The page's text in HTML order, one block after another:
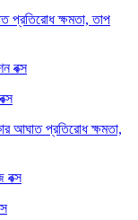
প্রতিরোধ ক্ষমতা, তাপ
আঘাত প্রতিরোধ ক্ষমতা,